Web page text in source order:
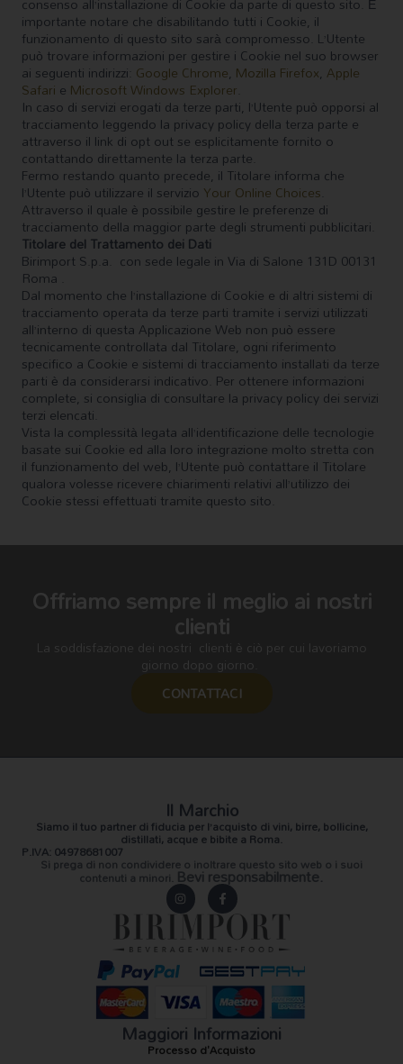
importante notare che disabilitando tutti i Cookie, il
funzionamento di questo sito sarà compromesso. L’Utente
può trovare informazioni per gestire i Cookie nel suo browser
ai seguenti indirizzi: Google Chrome, Mozilla Firefox, Apple
Safari e Microsoft Windows Explorer
In caso di servizi erogati da terze parti, l’Utente può opporsi al
tracciamento leggendo la privacy policy della terza parte e
attraverso il link di opt out se esplicitamente fornito o
contattando direttamente la terza parte.
Fermo restando quanto precede, il Titolare informa che
l’Utente può utilizzare il servizio Your Online Choices
Attraverso il quale è possibile gestire le preferenze di
tracciamento della maggior parte degli strumenti pubblicitari.
Titolare del Trattamento dei Dati
Birimport S.p.a. con sede legale in Via di Salone 131D 00131
Roma .
Dal momento che l’installazione di Cookie e di altri sistemi di
tracciamento operata da terze parti tramite i servizi utilizzati
all’interno di questa Applicazione Web non può essere
tecnicamente controllata dal Titolare, ogni riferimento
specifico a Cookie e sistemi di tracciamento installati da terze
parti è da considerarsi indicativo. Per ottenere informazioni
complete, si consiglia di consultare la privacy policy dei servizi
terzi elencati.
Vista la complessità legata all’identificazione delle tecnologie
basate sui Cookie ed alla loro integrazione molto stretta con
il funzionamento del web, l’Utente può contattare il Titolare
qualora volesse ricevere chiarimenti relativi all’utilizzo dei
Cookie stessi effettuati tramite questo sito.
Offriamo sempre il meglio ai nostri
clienti
La soddisfazione dei nostri clienti è ciò per cui lavoriamo
giorno dopo giorno.
CONTATTACI
Il Marchio
Siamo il tuo partner di fiducia per l’acquisto di vini, birre, bollicine,
distillati, acque e bibite a Roma.
P.IVA: 04978681007
Si prega di non condividere o inoltrare questo sito web o i suoi
contenuti a minori. Bevi responsabilmente.
In
s
t
g
r
a
F
a
c
eb
o
o
k
-f
Maggiori Informazioni
Processo d'Acquisto